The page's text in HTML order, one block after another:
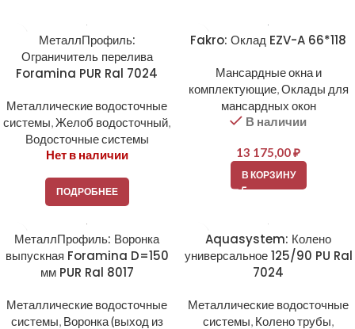
МеталлПрофиль:
Ограничитель перелива
Foramina PUR Ral 7024
Металлические водосточные
системы,Желоб водосточный,
Водосточные системы
Нет в наличии
ПОДРОБНЕЕ
Fakro: Оклад EZV-A 66*118
Мансардные окна и
комплектующие,Оклады для
мансардных окон
В наличии
13 175,00₽
В КОРЗИНУ
МеталлПрофиль: Воронка
выпускная Foramina D=150
мм PUR Ral 8017
Металлические водосточные
системы, Воронка (выход из
Aquasystem: Колено
универсальное 125/90 PU Ral
7024
Металлические водосточные
системы, Колено трубы,